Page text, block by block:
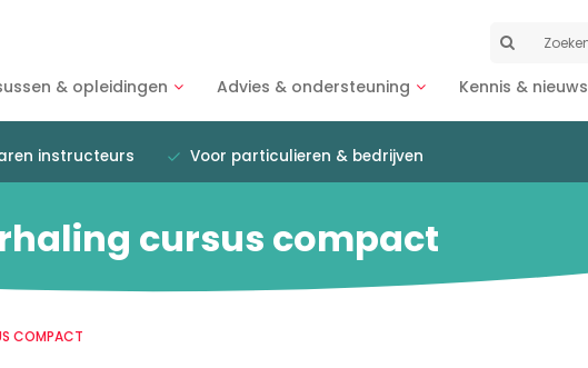
Zoeken
& opleidingen
Advies & ondersteuning Kennis & nieuws
instructeurs Voor particulieren & bedrijven
cursus compact
COMPACT